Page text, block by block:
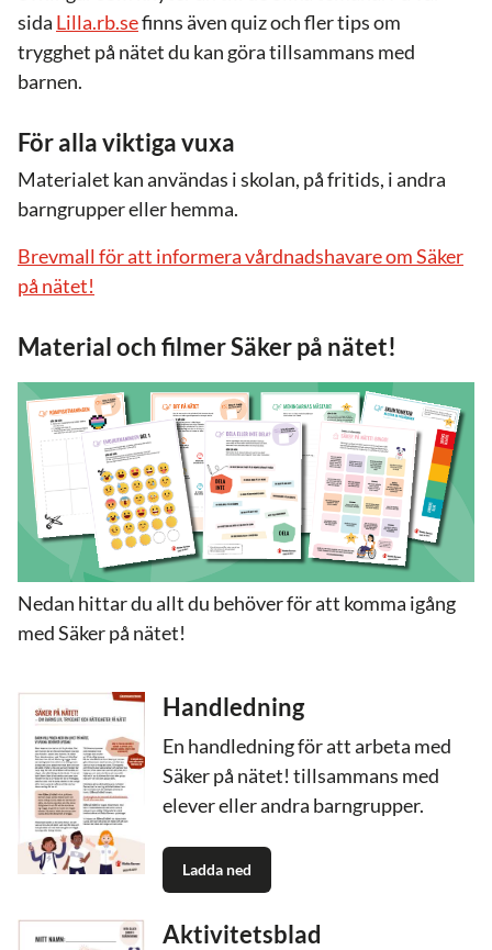
sida Lilla.rb.sefinns även quiz och fler tips om
trygghet på nätet du kan göra tillsammans med
barnen.
För alla viktiga vuxa
Materialet kan användas i skolan, på fritids, i andra
barngrupper eller hemma.
Brevmall för att informera vårdnadshavare om Säker
på nätet!
Material och filmer Säker på nätet!
Nedan hittar du allt du behöver för att komma igång
med Säker på nätet!
Handledning
En handledning för att arbeta med
Säker på nätet! tillsammans med
elever eller andra barngrupper.
Ladda ned
Aktivitetsblad